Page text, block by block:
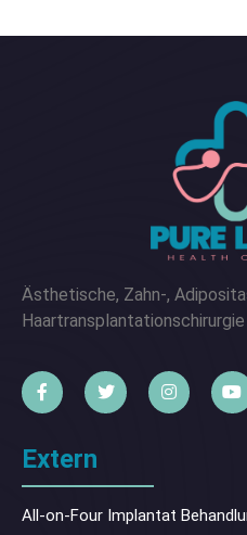
Ästhetische, Zahn-,
Extern
All-on-Four Implantat